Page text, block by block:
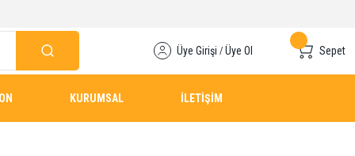
Üye Girişi / Üye Ol Sepet
KURUMSAL İLETİŞİM